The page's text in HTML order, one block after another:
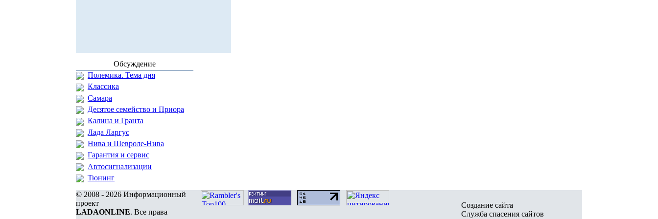
Обсуждение
Полемика. Тема дня
Классика
Самара
Десятое семейство и Приора
Калина и Гранта
Лада Ларгус
Нива и Шевроле-Нива
Гарантия и сервис
Автосигнализации
Тюнинг
© 2008 - 2026 Информационный
проект
LADAONLINE. Все права
Создание сайта
Служба спасения сайтов